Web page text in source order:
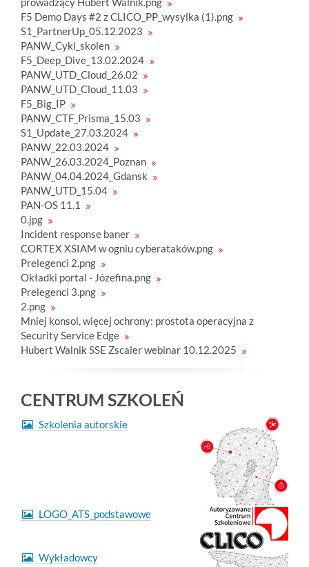
F5 Demo Days #2 z CLICO_PP_wysylka (1).png
S1_PartnerUp_05.12.2023
PANW_Cykl_skolen
F5_Deep_Dive_13.02.2024
PANW_UTD_Cloud_26.02
PANW_UTD_Cloud_11.03
F5_Big_IP
PANW_CTF_Prisma_15.03
S1_Update_27.03.2024
PANW_22.03.2024
PANW_26.03.2024_Poznan
PANW_04.04.2024_Gdansk
PANW_UTD_15.04
PAN-OS 11.1
0.jpg
Incident response baner
CORTEX XSIAM w ogniu cyberataków.png
Prelegenci 2.png
Okładki portal - Józefina.png
Prelegenci 3.png
2.png
Mniej konsol, więcej ochrony: prostota operacyjna z
Security Service Edge
Hubert Walnik SSE Zscaler webinar 10.12.2025
CENTRUM SZKOLEŃ
Szkolenia autorskie
LOGO_ATS_podstawowe
Wykładowcy